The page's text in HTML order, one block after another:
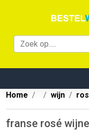
Home
wijn
franse rosé